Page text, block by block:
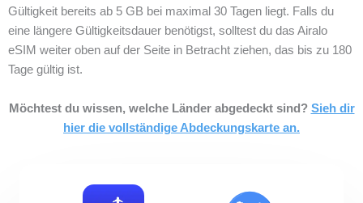
Gültigkeit bereits ab 5 GB bei maximal 30 Tagen liegt. Falls du
eine längere Gültigkeitsdauer benötigst, solltest du das Airalo
eSIM weiter oben auf der Seite in Betracht ziehen, das bis zu 180
Tage gültig ist.
Möchtest du wissen, welche Länder abgedeckt sind? Sieh dir
hier die vollständige Abdeckungskarte an.